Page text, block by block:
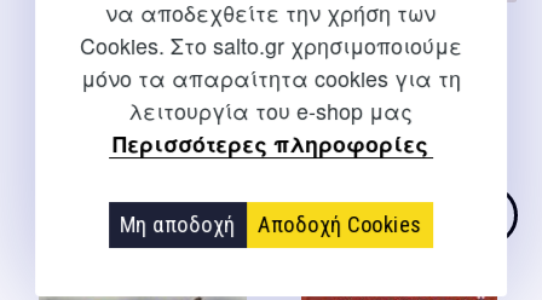
να αποδεχθείτε την χρήση των
Cookies. Στο salto.gr χρησιμοποιούμε
μόνο τα απαραίτητα cookies για τη
λειτουργία του e-shop μας
Περισσότερες πληροφορίες
Μη αποδοχή Αποδοχή Cookies
ΤΣΙ ΓΚΟΝΓΚ, ΓΙΑ ΥΓΕΙΑ &
ΠΟΛΕΜΙΚΕΣ ΤΕΧΝΕΣ
Γιάνγκ Τζ. Μ.
22,00€ Original
was:
22,00 €.
20,02€Η
τιμή
είναι:
Τσι γκονγκ για υγεία και
ζωτικότητα
Ουόνγκ Κ. Κ.
20,00€Original
was:
20,00 €.
18,00
είναι: